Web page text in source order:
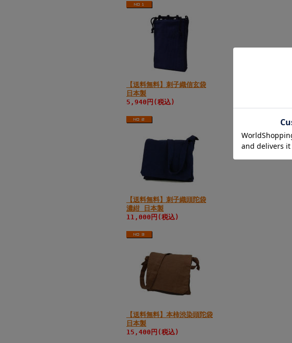
【送料無料】刺子織信玄袋
日本製
5,940円(税込)
【送料無料】刺子織頭陀袋
濃紺 日本製
11,000円(税込)
【送料無料】本柿渋染頭陀袋
日本製
15,400円(税込)